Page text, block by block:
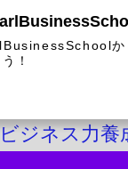
ジネス力養
か
！